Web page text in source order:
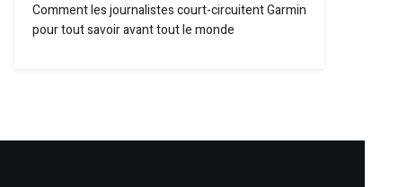
Comment les journalistes court-circuitent Garmin
pour tout savoir avant tout le monde